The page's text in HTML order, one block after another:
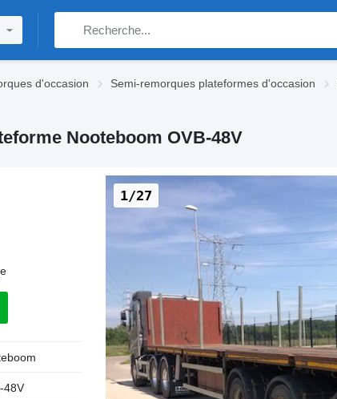
d'occasion Semi-remorques plateformes d'occasion
Nooteboom OVB-48V
1/27
48V